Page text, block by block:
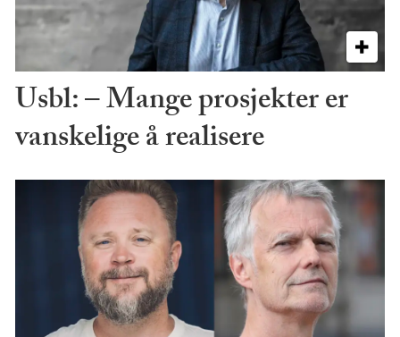
Usbl: – Mange prosjekter er
vanskelige å realisere